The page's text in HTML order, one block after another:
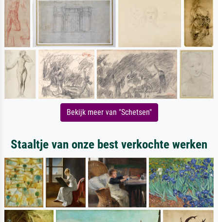
Bekijk meer van "Schetsen"
Staaltje van onze best verkochte werken